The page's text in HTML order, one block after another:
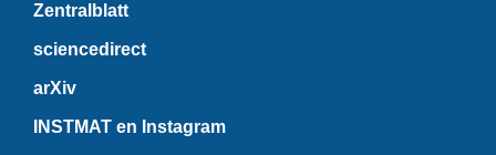
Zentralblatt
sciencedirect
arXiv
INSTMAT en Instagram